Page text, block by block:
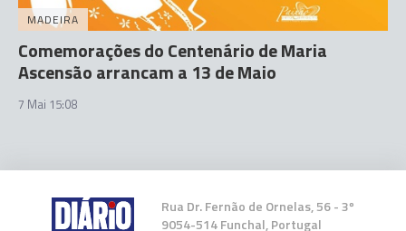
MADEIRA
Comemorações do Centenário de Maria
Ascensão arrancam a 13 de Maio
7 Mai 15:08
Rua Dr. Fernão de Ornelas, 56 - 3º
9054-514 Funchal, Portugal